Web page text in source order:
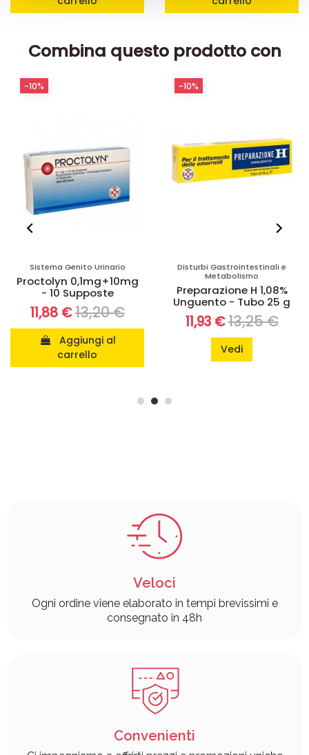
Combina questo prodotto con
Sistema Genito Urinario
Proctolyn 0,1mg+10mg
- 10 Supposte
11,88 €13,20 €
carrello
-10%
Disturbi Gastrointestinali e
Metabolismo
Preparazione H 1,08%
Unguento - Tubo 25 g
11,93 €13,25 €
Vedi
-10%
Veloci
Ogni ordine viene elaborato in tempi brevissimi e
consegnato in 48h
Convenienti